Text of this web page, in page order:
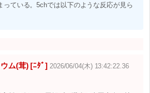
っている。5chでは以下のような反応が見ら
ム(茸) [ﾆﾀﾞ] 2026/06/04(木) 13:42:22.36